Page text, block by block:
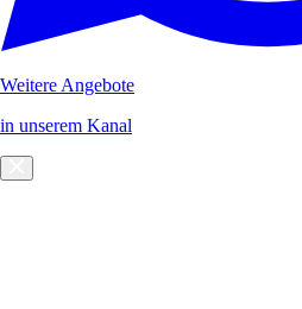
Weitere Angebote
in unserem Kanal